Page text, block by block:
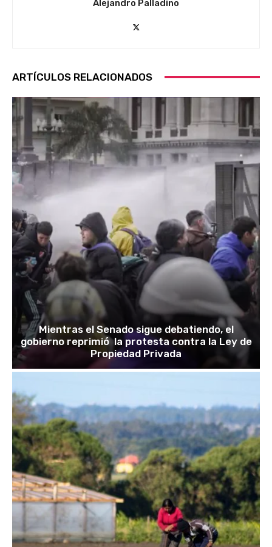
Alejandro Palladino
ARTÍCULOS RELACIONADOS
Mientras el Senado sigue debatiendo, el
gobierno reprimió la protesta contra la Ley de
Propiedad Privada